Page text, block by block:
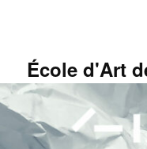
principalÉcole d'Art